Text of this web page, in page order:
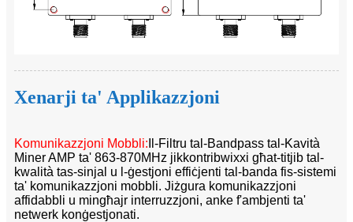
Xenarji ta' Applikazzjoni
Komunikazzjoni Mobbli: Il-Filtru tal-Bandpass tal-Kavità
Miner AMP ta' 863-870MHz jikkontribwixxi għat-titjib tal-
kwalità tas-sinjal u l-ġestjoni effiċjenti tal-banda fis-sistemi
ta' komunikazzjoni mobbli. Jiżgura komunikazzjoni
affidabbli u mingħajr interruzzjoni, anke f'ambjenti ta'
netwerk konġestjonati.